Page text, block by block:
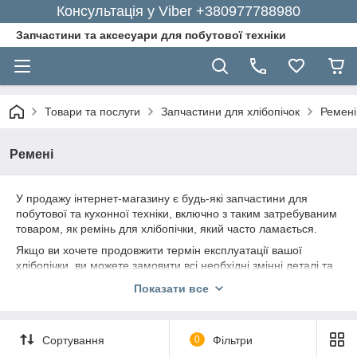
Консультація у Viber +380977788980
Запчастини та аксесуари для побутової техніки
Товари та послуги Запчастини для хлібопічок Ремені
Ремені
У продажу інтернет-магазину є будь-які запчастини для
побутової та кухонної техніки, включно з таким затребуваним
товаром, як ремінь для хлібопічки, який часто ламається.
Якщо ви хочете продовжити термін експлуатації вашої
хлібопічки, ви можете замовити всі необхідні змінні деталі та
щодо вибору відповідної продукції.
Ремінь для хлібопічки від GoodParts
Популярний інтернет-магазин «GoodParts» пропонує
найкращі набори запчастин для хлібопічок:
Показати все
Сортування 0 Фільтри